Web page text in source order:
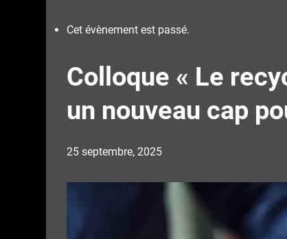
Cet évènement est passé.
Colloque « Le
un nouveau cap
25 septembre, 2025